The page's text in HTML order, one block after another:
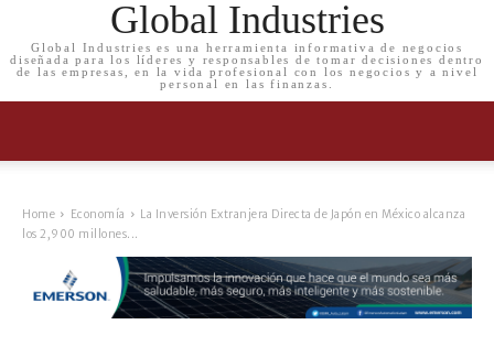
Global Industries
Global Industries es una herramienta informativa de negocios
diseñada para los líderes y responsables de tomar decisiones dentro
de las empresas, en la vida profesional con los negocios y a nivel
personal en las finanzas.
Home Economía
La Inversión Extranjera Directa de Japón en México alcanza
los 2,900 millones...